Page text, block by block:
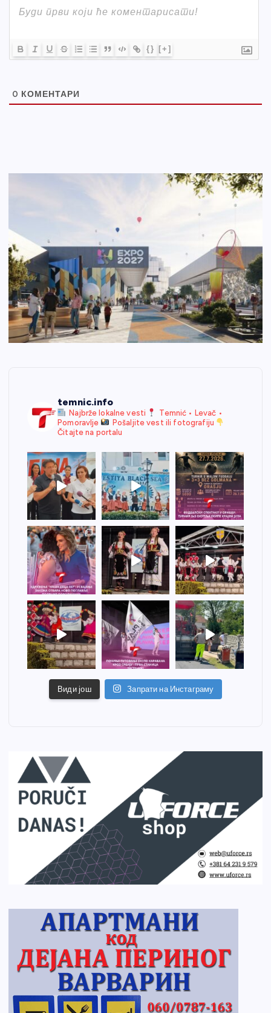
{} [+]
0 КОМЕНТАРИ
temnic.info
Najbrže lokalne vesti
Temnić • Levač •
Pomoravlje
Pošaljite vest ili fotografiju
Čitajte na portalu
Види још Запрати на Инстаграму